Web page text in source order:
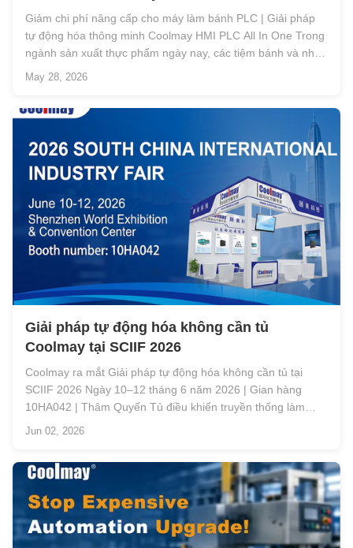
Smart Automation Solution
Giảm chi phí nâng cấp cho máy làm bánh PLC | Giải pháp
tự động hóa thông minh Coolmay HMI PLC All In One Trong
ngành sản xuất thực phẩm ngày nay, các tiệm bánh và nhà
sản xuất thiết bị thực phẩm đang phải đối mặt với áp lực
May 28, 2026
Giải pháp tự động hóa không cần tủ
Coolmay tại SCIIF 2026
Coolmay ra mắt Giải pháp tự động hóa không cần tủ tại
SCIIF 2026 Ngày 10–12 tháng 6 năm 2026 | Gian hàng
10HA042 | Thâm Quyến Tủ điều khiển truyền thống làm
tăng thêm chi phí phần cứng cho thiết bị tự động hóa. Hệ
Jun 02, 2026